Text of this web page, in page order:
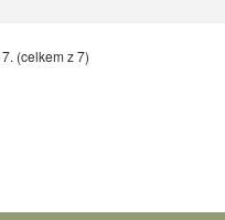
(celkem z 7)